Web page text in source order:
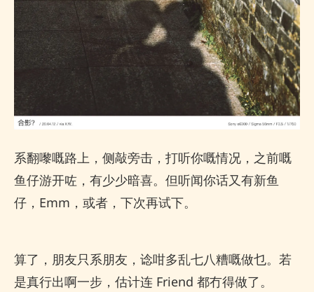
系翻嚟嘅路上，侧敲旁击，打听你嘅情况，之前嘅
鱼仔游开咗，有少少暗喜。但听闻你话又有新鱼
仔，Emm，或者，下次再试下。
算了，朋友只系朋友，谂咁多乱七八糟嘅做乜。若
是真行出啊一步，估计连 Friend 都冇得做了。